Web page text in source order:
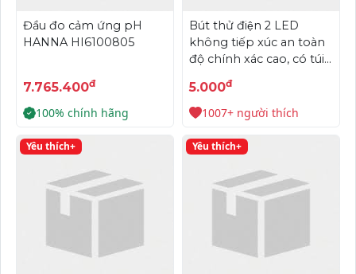
Đầu đo cảm ứng pH
HANNA HI6100805
7.765.400đ
100% chính hãng
Bút thử điện 2 LED
không tiếp xúc an toàn
độ chính xác cao, có túi
5.000đ
1007+ người thích
Yêu thích+ Yêu thích+